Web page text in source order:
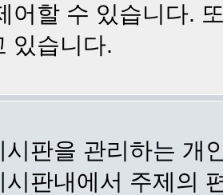
어할 수 있습니다.
있습니다.
시판을 관리하는 개
시판내에서 주제의